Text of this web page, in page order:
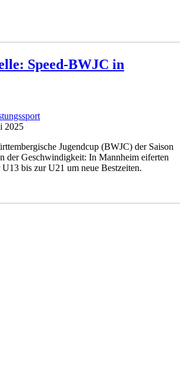
Speed-BWJC in
2025
Jugendcup (BWJC) der Saison
der Geschwindigkeit: In Mannheim eiferten
bis zur U21 um neue Bestzeiten.